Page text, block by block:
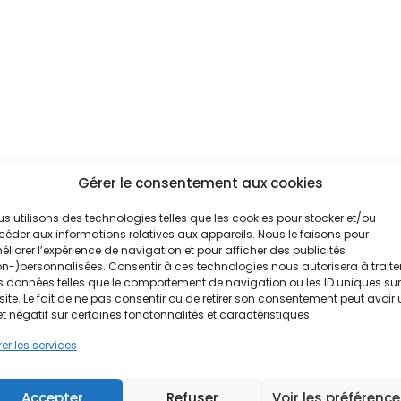
Gérer le consentement aux cookies
utilisons des technologies telles que les cookies pour stocker et/ou
aux informations relatives aux appareils. Nous le faisons pour
l’expérience de navigation et pour afficher des publicités
)personnalisées. Consentir à ces technologies nous autorisera à
données telles que le comportement de navigation ou les ID uniques sur
Le fait de ne pas consentir ou de retirer son consentement peut avoir
négatif sur certaines fonctonnalités et caractéristiques.
les services
ce-modele/#more-38361
: produire l’eau
autrement